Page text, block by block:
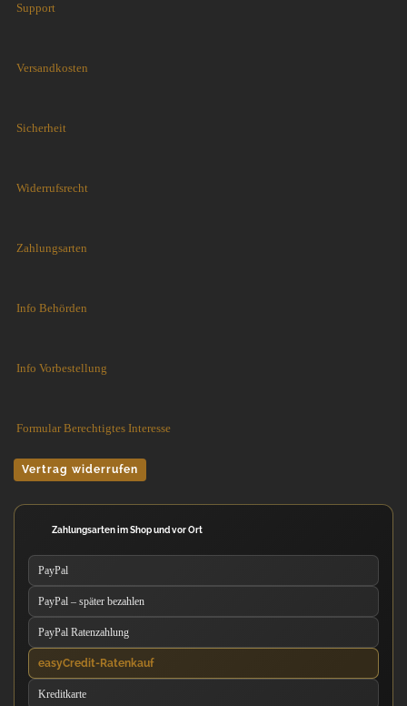
Support
Versandkosten
Sicherheit
Widerrufsrecht
Zahlungsarten
Info Behörden
Info Vorbestellung
Formular Berechtigtes Interesse
Vertrag widerrufen
Zahlungsarten im Shop und vor Ort
PayPal
PayPal – später bezahlen
PayPal Ratenzahlung
easyCredit-Ratenkauf
Kreditkarte